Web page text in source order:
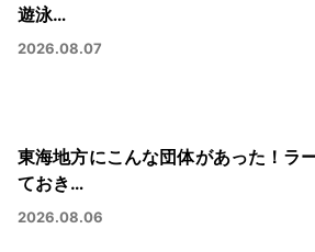
遊泳…
2026.08.07
東海地方にこんな団体があった！ラ
ておき…
2026.08.06